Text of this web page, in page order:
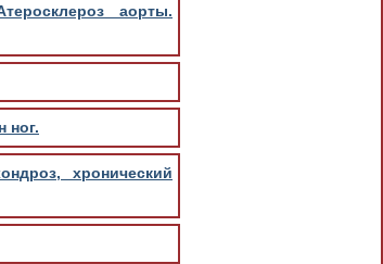
аорты.
ног.
хронический